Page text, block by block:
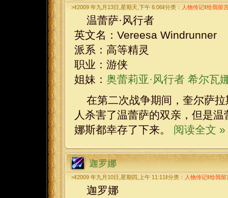
>‖2009 年九月13日,星期天,下午 6:06‖分类： 人物传记‖给我留
温蕾萨·风行者
英文名：Vereesa Windrunner
派系：高等精灵
职业：游侠
姐妹： 奥蕾莉亚·风行者 希尔瓦
在第二次战争期间，奎尔萨
人杀害了温蕾萨的双亲，但是
娜斯都幸存了下来。 阅读全文 »
迦罗娜
>‖2009 年九月10日,星期四,上午 11:11‖分类： 人物传记‖给我留
迦罗娜